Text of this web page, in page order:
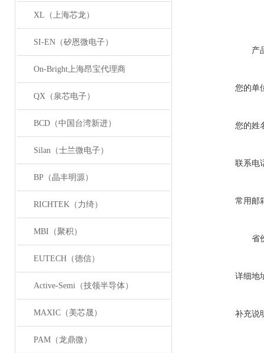
XL（上海芯龙）
SI-EN（矽恩微电子）
On-Bright上海昂宝代理商
QX（泉芯电子）
BCD（中国台湾新进）
Silan（士兰微电子）
BP（晶丰明源）
RICHTEK（力绮）
MBI（聚积）
EUTECH（德信）
Active-Semi（技领半导体）
MAXIC（美芯晟）
PAM（龙鼎微）
产
您的单
您的姓
联系电
常用邮
省
详细地
补充说